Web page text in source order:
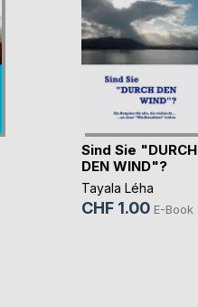
Sind Sie "DURCH
DEN WIND"?
Tayala Léha
CHF 1.00 E-Book